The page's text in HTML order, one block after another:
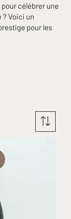
célébrer une
Voici un
pour les